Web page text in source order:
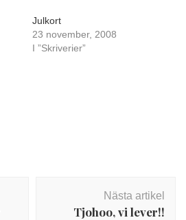
Julkort
23 november, 2008
I ”Skriverier”
Nästa artikel
Tjohoo, vi lever!!